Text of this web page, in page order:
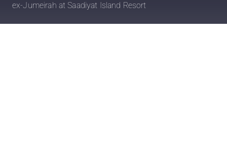
ex-Jumeirah at Saadiyat Island Resort